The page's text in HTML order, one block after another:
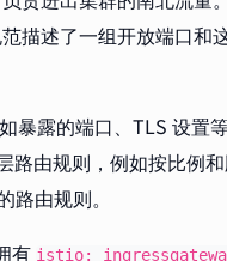
描述了一组开放端口和
暴露的端口、TLS 设置
由规则，例如按比例
由规则。
有 istio: